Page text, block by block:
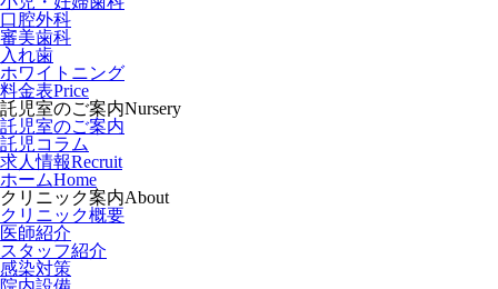
口腔外科
審美歯科
入れ歯
ホワイトニング
料金表Price
託児室のご案内Nursery
託児室のご案内
託児コラム
求人情報Recruit
ホームHome
クリニック案内About
クリニック概要
医師紹介
スタッフ紹介
感染対策